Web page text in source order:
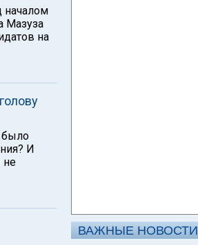
началом
Мазуза
на
было
И
не
ВАЖНЫЕ НОВОСТИ